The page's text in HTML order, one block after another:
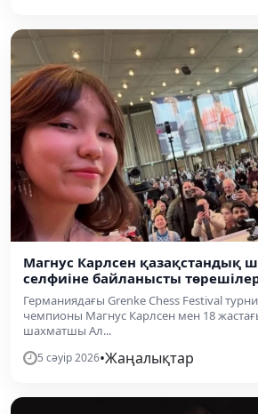
Магнус Карлсен
селфиіне байланысты
Германиядағы Grenke Chess Festival
чемпионы Магнус Карлсен мен 18
шахматшы Ал...
5 сәуір 2026•Жаңалықтар